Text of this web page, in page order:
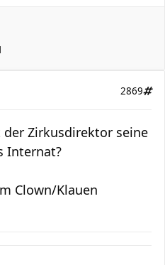
2869
Zirkusdirektor seine
Internat?
Clown/Klauen